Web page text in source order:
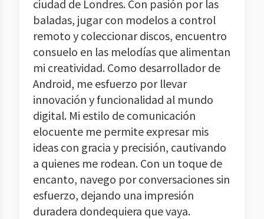
ciudad de Londres. Con pasión por las
baladas, jugar con modelos a control
remoto y coleccionar discos, encuentro
consuelo en las melodías que alimentan
mi creatividad. Como desarrollador de
Android, me esfuerzo por llevar
innovación y funcionalidad al mundo
digital. Mi estilo de comunicación
elocuente me permite expresar mis
ideas con gracia y precisión, cautivando
a quienes me rodean. Con un toque de
encanto, navego por conversaciones sin
esfuerzo, dejando una impresión
duradera dondequiera que vaya.